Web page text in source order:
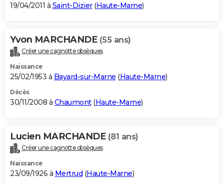
19/04/2011 à Saint-Dizier(Haute-Marne)
Yvon MARCHANDE (55 ans)
Créer une cagnotte obsèques
Naissance
25/02/1953 à Bayard-sur-Marne (Haute-Marne)
Décès
30/11/2008 à Chaumont(Haute-Marne)
Lucien MARCHANDE (81 ans)
Créer une cagnotte obsèques
Naissance
23/09/1926 à Mertrud (Haute-Marne)